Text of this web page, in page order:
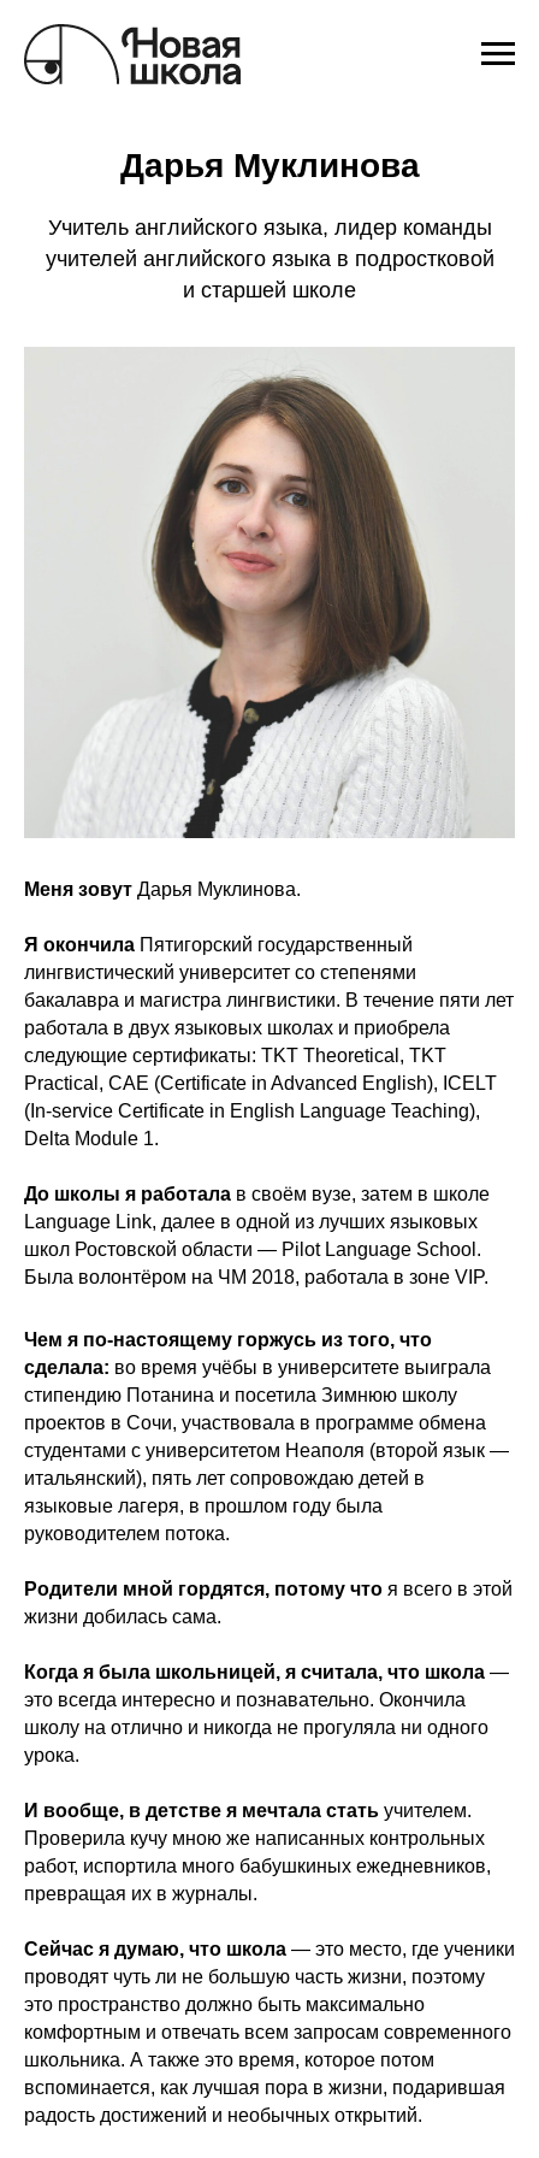
Дарья Муклинова
Учитель английского языка, лидер команды
учителей английского языка в подростковой
и старшей школе
Меня зовут Дарья Муклинова.
Я окончила Пятигорский государственный
лингвистический университет со степенями
бакалавра и магистра лингвистики. В течение пяти лет
работала в двух языковых школах и приобрела
следующие сертификаты: TKT Theoretical, TKT
Practical, CAE (Certificate in Advanced English), ICELT
(In-service Certificate in English Language Teaching),
Delta Module 1.
До школы я работала в своём вузе, затем в школе
Language Link, далее в одной из лучших языковых
школ Ростовской области — Pilot Language School.
Была волонтёром на ЧМ 2018, работала в зоне VIP.
Чем я по-настоящему горжусь из того, что
сделала: во время учёбы в университете выиграла
стипендию Потанина и посетила Зимнюю школу
проектов в Сочи, участвовала в программе обмена
студентами с университетом Неаполя (второй язык —
итальянский), пять лет сопровождаю детей в
языковые лагеря, в прошлом году была
руководителем потока.
Родители мной гордятся, потому что я всего в этой
жизни добилась сама.
Когда я была школьницей, я считала, что школа —
это всегда интересно и познавательно. Окончила
школу на отлично и никогда не прогуляла ни одного
урока.
И вообще, в детстве я мечтала стать учителем.
Проверила кучу мною же написанных контрольных
работ, испортила много бабушкиных ежедневников,
превращая их в журналы.
Сейчас я думаю, что школа — это место, где ученики
проводят чуть ли не большую часть жизни, поэтому
это пространство должно быть максимально
комфортным и отвечать всем запросам современного
школьника. А также это время, которое потом
вспоминается, как лучшая пора в жизни, подарившая
радость достижений и необычных открытий.